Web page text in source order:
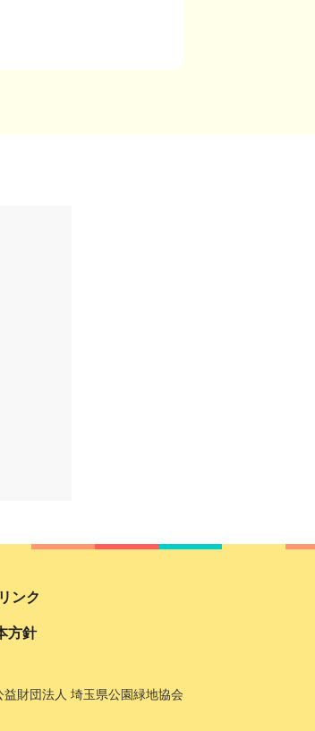
ンク
方針
益財団法人 埼玉県公園緑地協会